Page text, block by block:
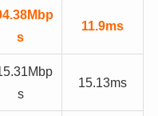
s
11.9ms
s
15.13ms